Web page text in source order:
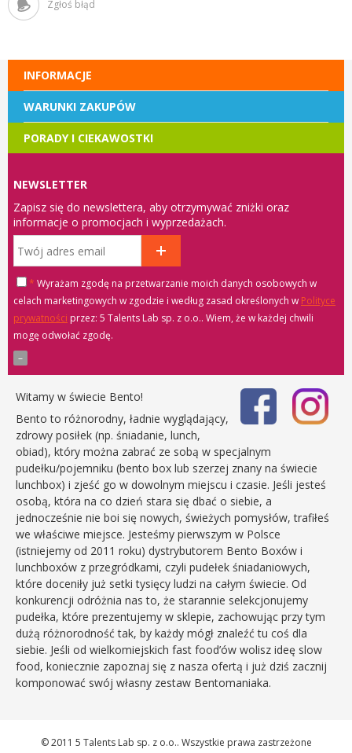
Zgłoś błąd
INFORMACJE
WARUNKI ZAKUPÓW
PORADY I CIEKAWOSTKI
NEWSLETTER
Zapisz się do newslettera, aby otrzymywać zniżki oraz
informacje o promocjach i wyprzedażach.
* Wyrażam zgodę na przetwarzanie moich danych osobowych w
celach marketingowych w zgodzie i według zasad określonych w Polityce
prywatności
przez: 5 Talents Lab sp. z o.o.. Wiem, że w każdej chwili
mogę odwołać zgodę.
Witamy w świecie Bento!
Bento to różnorodny, ładnie wyglądający,
zdrowy posiłek (np. śniadanie, lunch,
obiad), który można zabrać ze sobą w specjalnym
pudełku/pojemniku (bento box lub szerzej znany na świecie
lunchbox) i zjeść go w dowolnym miejscu i czasie. Jeśli jesteś
osobą, która na co dzień stara się dbać o siebie, a
jednocześnie nie boi się nowych, świeżych pomysłów, trafiłeś
we właściwe miejsce. Jesteśmy pierwszym w Polsce
(istniejemy od 2011 roku) dystrybutorem Bento Boxów i
lunchboxów z przegródkami, czyli pudełek śniadaniowych,
które doceniły już setki tysięcy ludzi na całym świecie. Od
konkurencji odróżnia nas to, że starannie selekcjonujemy
pudełka, które prezentujemy w sklepie, zachowując przy tym
dużą różnorodność tak, by każdy mógł znaleźć tu coś dla
siebie. Jeśli od wielkomiejskich fast food’ów wolisz ideę slow
food, koniecznie zapoznaj się z nasza ofertą i już dziś zacznij
komponować swój własny zestaw Bentomaniaka.
© 2011 5 Talents Lab sp. z o.o.. Wszystkie prawa zastrzeżone